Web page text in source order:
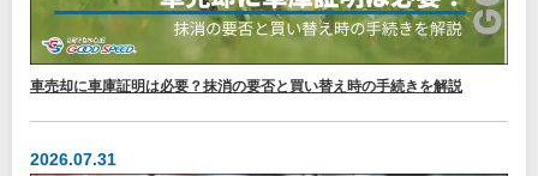
車売却に車庫証明は必要？抹消の要否と買い替え時の手続きを解説
2026.07.31